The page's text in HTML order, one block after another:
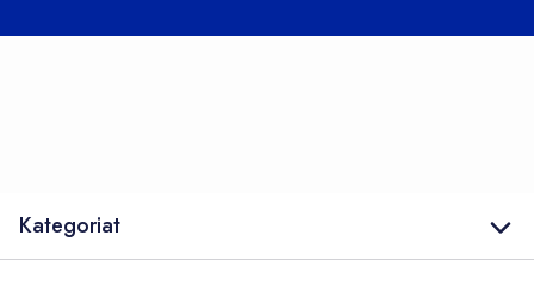
Kategoriat